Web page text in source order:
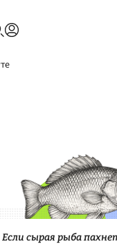
Если сырая рыба